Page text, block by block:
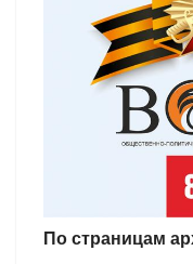
По страницам